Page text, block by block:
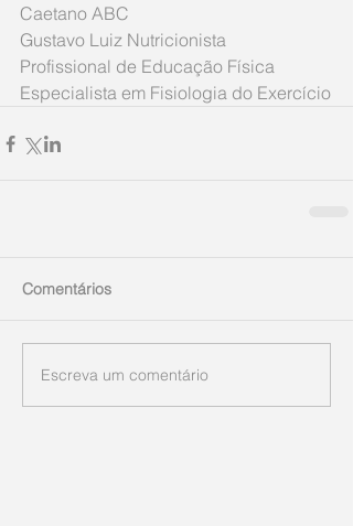
Caetano ABC
Gustavo Luiz Nutricionista
Profissional de Educação Física
Especialista em Fisiologia do Exercício
Comentários
Escreva um comentário